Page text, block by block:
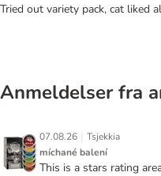
Tried out variety pack, cat liked
Anmeldelser fra
07.08.26 | Tsjekkia
míchané balení
This is a stars rating